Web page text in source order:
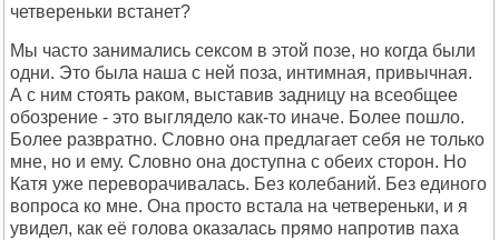
четвереньки встанет?
Мы часто занимались сексом в этой позе, но когда были
одни. Это была наша с ней поза, интимная, привычная.
А с ним стоять раком, выставив задницу на всеобщее
обозрение - это выглядело как-то иначе. Более пошло.
Более развратно. Словно она предлагает себя не только
мне, но и ему. Словно она доступна с обеих сторон. Но
Катя уже переворачивалась. Без колебаний. Без единого
вопроса ко мне. Она просто встала на четвереньки, и я
увидел, как её голова оказалась прямо напротив паха